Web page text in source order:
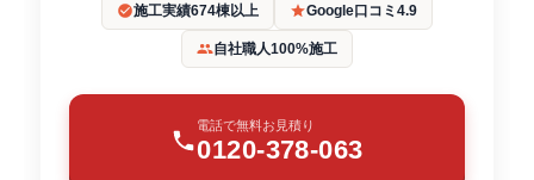
施工実績674棟以上 Google口コミ4.9
自社職人100%施工
電話で無料お見積り
0120-378-063